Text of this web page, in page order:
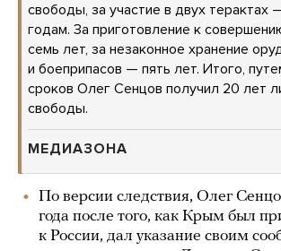
свободы, за участие в двух терактах —
годам. За приготовление к
семь лет, за незаконное хранение
и боеприпасов — пять лет. Итого,
сроков Олег Сенцов получил 20 лет
свободы.
МЕДИАЗОНА
По версии следствия, Олег
года после того, как Крым был
к России, дал указание своим